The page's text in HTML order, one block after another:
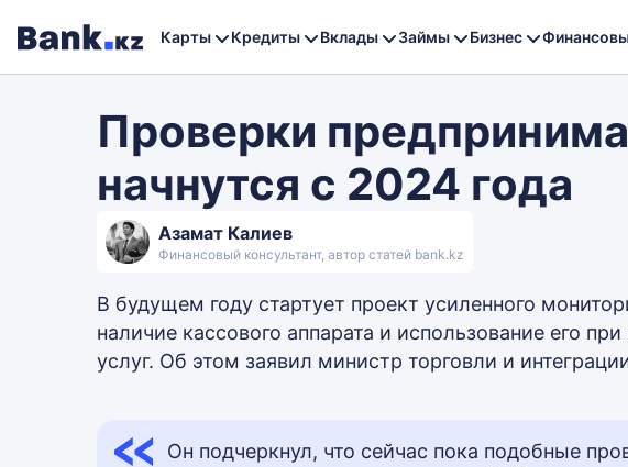
Карты Кредиты Вклады Займы Бизнес
Проверки
начнутся с 2024 года
Азамат Калиев
Финансовый консультант, автор статей bank.kz
В будущем году стартует проект усиленного
наличие кассового аппарата и использование его
услуг. Об этом заявил министр торговли и
Он подчеркнул, что сейчас пока подобные